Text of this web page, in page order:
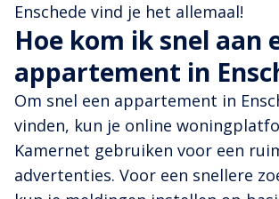
Enschede vind je het allemaal!
Hoe kom ik snel aan
appartement in
Om snel een appartement in
vinden, kun je online
Kamernet gebruiken voor een
advertenties. Voor een snellere